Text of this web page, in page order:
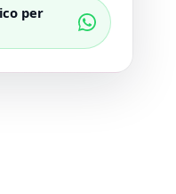
per